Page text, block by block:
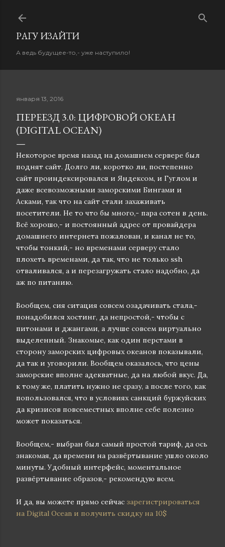
PАГУ ИЗAЙТИ
А ведь будущее-то,- уже наступило!
января 13, 2016
ПЕРЕЕЗД 3.0: ЦИФРОВОЙ ОКЕАН
(DIGITAL OCEAN)
Некоторое время назад на домашнем сервере был
поднят сайт. Долго ли, коротко ли, постепенно
сайт проиндексировался и Яндексом, и Гуглом и
даже всевозможными заморскими Бингами и
Асками, так что на сайт стали захаживать
посетители. Не то что бы много,- пара сотен в день.
Всё хорошо,- и постоянный адрес от провайдера
домашнего интернета пожалован, и канал не то,
чтобы тонкий,- но временами серверу стало
плохеть временами, да так, что не только ssh
отваливался, а и перезагружать стало надобно, да
аж по питанию.
Вообщем, сия ситация совсем озадачивать стала,-
понадобился хостинг, да непростой,- чтобы с
питонами и джангами, а лучше совсем виртуально
выделенный. Знакомые, как один перстами в
сторону заморских цифровых океанов показывали,
да так и уговорили. Вообщем оказалось, что цены
заморские вполне адекватные, да на любой вкус. Да,
к тому же, платить нужно не сразу, а после того, как
попользовался, что в условиях санкций буржуйских
да кризисов повсеместных вполне себе полезно
может показаться.
Вообщем,- выбран был самый простой тариф, да ось
знакомая, да времени на развёртывание ушло около
минуты. Удобный интерфейс, моментальное
развёртывание образов,- рекомендую всем.
И да, вы можете прямо сейчас зарегистрироваться
на Digital Ocean и получить скидку на 10$